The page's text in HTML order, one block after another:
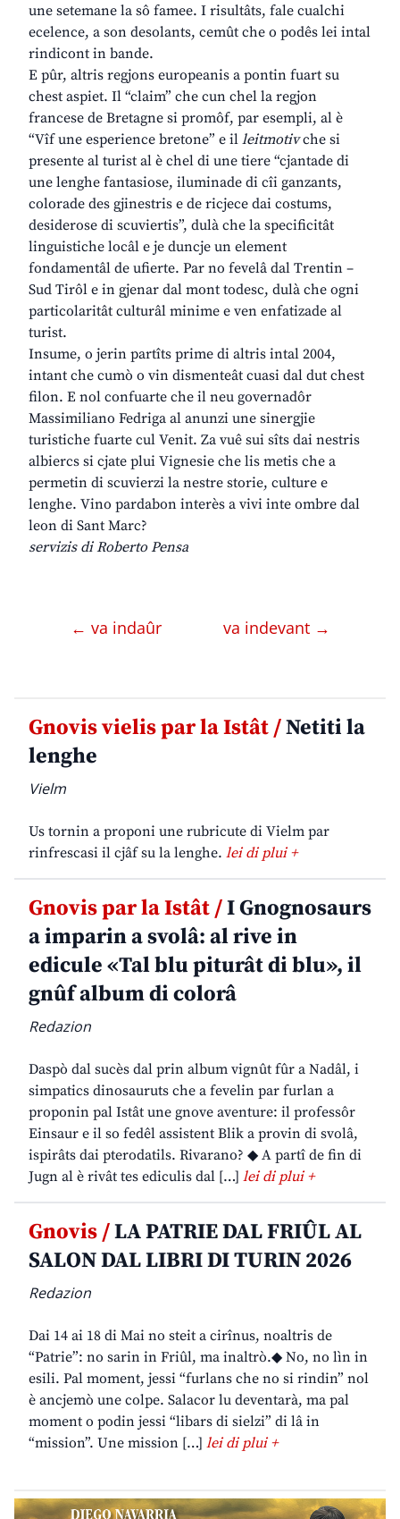
une setemane la sô famee. I risultâts, fale cualchi
ecelence, a son desolants, cemût che o podês lei intal
rindicont in bande.
E pûr, altris regjons europeanis a pontin fuart su
chest aspiet. Il “claim” che cun chel la regjon
francese de Bretagne si promôf, par esempli, al è
“Vîf une esperience bretone” e il leitmotivche si
presente al turist al è chel di une tiere “cjantade di
une lenghe fantasiose, iluminade di cîi ganzants,
colorade des gjinestris e de ricjece dai costums,
desiderose di scuviertis”, dulà che la specificitât
linguistiche locâl e je duncje un element
fondamentâl de ufierte. Par no fevelâ dal Trentin –
Sud Tirôl e in gjenar dal mont todesc, dulà che ogni
particolaritât culturâl minime e ven enfatizade al
turist.
Insume, o jerin partîts prime di altris intal 2004,
intant che cumò o vin dismenteât cuasi dal dut chest
filon. E nol confuarte che il neu governadôr
Massimiliano Fedriga al anunzi une sinergjie
turistiche fuarte cul Venit. Za vuê sui sîts dai nestris
albiercs si cjate plui Vignesie che lis metis che a
permetin di scuvierzi la nestre storie, culture e
lenghe. Vino pardabon interès a vivi inte ombre dal
leon di Sant Marc?
servizis di Roberto Pensa
← va indaûr va indevant →
Gnovis vielis par la Istât /Netiti la
lenghe
Vielm
Us tornin a proponi une rubricute di Vielm par
rinfrescasi il cjâf su la lenghe. lei di plui +
Gnovis par la Istât /I Gnognosaurs
a imparin a svolâ: al rive in
edicule «Tal blu piturât di blu», il
gnûf album di colorâ
Redazion
Daspò dal sucès dal prin album vignût fûr a Nadâl, i
simpatics dinosauruts che a fevelin par furlan a
proponin pal Istât une gnove aventure: il professôr
Einsaur e il so fedêl assistent Blik a provin di svolâ,
ispirâts dai pterodatils. Rivarano? ◆ A partî de fin di
Jugn al è rivât tes ediculis dal […] lei di plui +
Gnovis /LA PATRIE DAL FRIÛL AL
SALON DAL LIBRI DI TURIN 2026
Redazion
Dai 14 ai 18 di Mai no steit a cirînus, noaltris de
“Patrie”: no sarin in Friûl, ma inaltrò.◆ No, no lìn in
esili. Pal moment, jessi “furlans che no si rindin” nol
è ancjemò une colpe. Salacor lu deventarà, ma pal
moment o podin jessi “libars di sielzi” di lâ in
“mission”. Une mission […] lei di plui +